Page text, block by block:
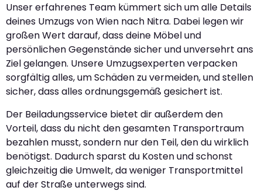
Unser erfahrenes Team kümmert sich um alle Details
deines Umzugs von Wien nach Nitra. Dabei legen wir
großen Wert darauf, dass deine Möbel und
persönlichen Gegenstände sicher und unversehrt ans
Ziel gelangen. Unsere Umzugsexperten verpacken
sorgfältig alles, um Schäden zu vermeiden, und stellen
sicher, dass alles ordnungsgemäß gesichert ist.
Der Beiladungsservice bietet dir außerdem den
Vorteil, dass du nicht den gesamten Transportraum
bezahlen musst, sondern nur den Teil, den du wirklich
benötigst. Dadurch sparst du Kosten und schonst
gleichzeitig die Umwelt, da weniger Transportmittel
auf der Straße unterwegs sind.